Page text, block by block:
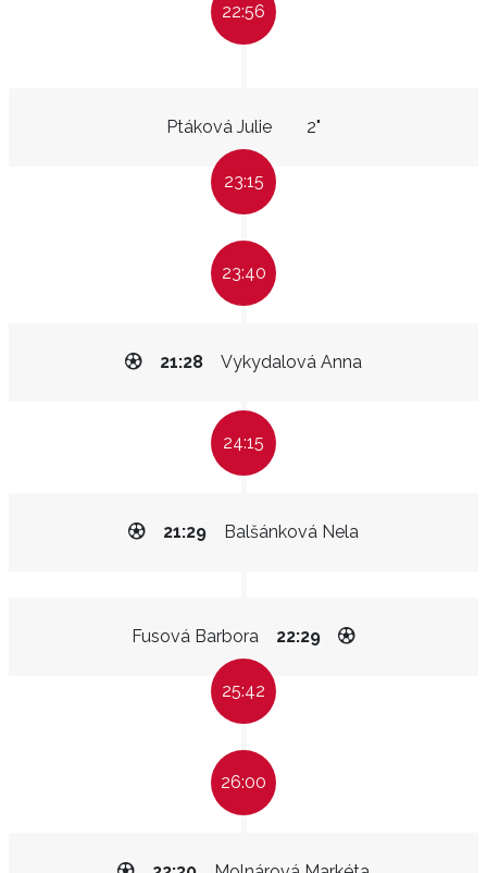
22:56
Ptáková Julie 2"
23:15
23:40
Vykydalová Anna
21:28
24:15
Balšánková Nela
21:29
Fusová Barbora 22:29
25:42
26:00